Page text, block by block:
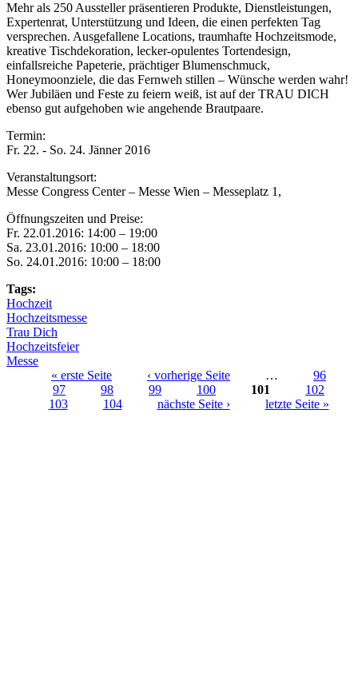
Mehr als 250 Aussteller präsentieren Produkte, Dienstleistungen,
Expertenrat, Unterstützung und Ideen, die einen perfekten Tag
versprechen. Ausgefallene Locations, traumhafte Hochzeitsmode,
kreative Tischdekoration, lecker-opulentes Tortendesign,
einfallsreiche Papeterie, prächtiger Blumenschmuck,
Honeymoonziele, die das Fernweh stillen – Wünsche werden wahr!
Wer Jubiläen und Feste zu feiern weiß, ist auf der TRAU DICH
ebenso gut aufgehoben wie angehende Brautpaare.
Termin:
Fr. 22. - So. 24. Jänner 2016
Veranstaltungsort:
Messe Congress Center – Messe Wien – Messeplatz 1,
Öffnungszeiten und Preise:
Fr. 22.01.2016: 14:00 – 19:00
Sa. 23.01.2016: 10:00 – 18:00
So. 24.01.2016: 10:00 – 18:00
Tags:
Hochzeit
Hochzeitsmesse
Trau Dich
Hochzeitsfeier
Messe
Seiten
« erste Seite ‹ vorherige Seite …
96
97
98 99 100 101
102
103
104 nächste Seite › letzte Seite »